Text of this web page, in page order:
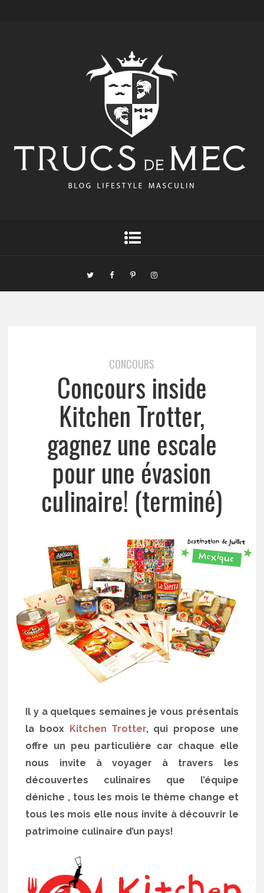
CONCOURS
Concours inside
Kitchen Trotter,
gagnez une escale
pour une évasion
culinaire! (terminé)
Il y a quelques semaines je vous présentais
la boox Kitchen Trotter, qui propose une
offre un peu particulière car chaque elle
nous invite à voyager à travers les
découvertes culinaires que l’équipe
déniche , tous les mois le thème change et
tous les mois elle nous invite à découvrir le
patrimoine culinaire d’un pays!